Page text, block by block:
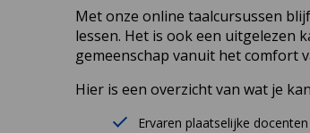
Met onze online taalcursussen
lessen. Het is ook een uitgelezen
gemeenschap vanuit het comfort
Hier is een overzicht van wat je
Ervaren plaatselijke